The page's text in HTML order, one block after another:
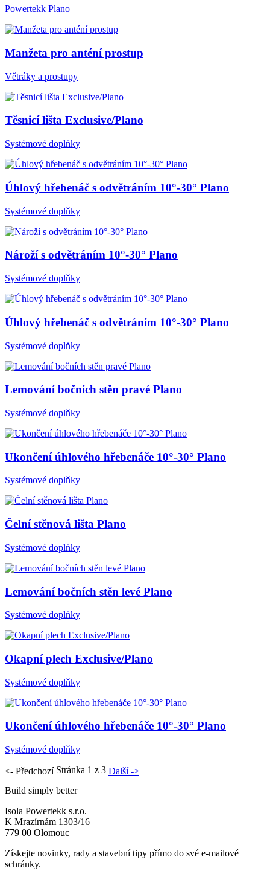
Powertekk Plano
Manžeta pro anténí prostup
Větráky a prostupy
Těsnicí lišta Exclusive/Plano
Systémové doplňky
Úhlový hřebenáč s odvětráním 10°-30° Plano
Systémové doplňky
Nároží s odvětráním 10°-30° Plano
Systémové doplňky
Úhlový hřebenáč s odvětráním 10°-30° Plano
Systémové doplňky
Lemování bočních stěn pravé Plano
Systémové doplňky
Ukončení úhlového hřebenáče 10°-30° Plano
Systémové doplňky
Čelní stěnová lišta Plano
Systémové doplňky
Lemování bočních stěn levé Plano
Systémové doplňky
Okapní plech Exclusive/Plano
Systémové doplňky
Ukončení úhlového hřebenáče 10°-30° Plano
Systémové doplňky
<- Předchozí Stránka 1 z 3 Další ->
Build simply better
Isola Powertekk s.r.o.
K Mrazírnám 1303/16
779 00 Olomouc
Získejte novinky, rady a stavební tipy přímo do své e-mailové
schránky.